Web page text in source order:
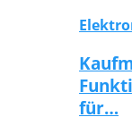
für…